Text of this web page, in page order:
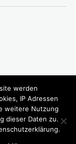
werden
IP Adressen
weitere Nutzung
dieser Daten zu.